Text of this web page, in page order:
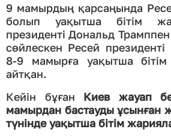
9 мамырдың қарсаңында
болып уақытша бітім
президенті Дональд
сөйлескен Ресей
8-9 мамырға уақытша
айтқан.
Кейін бұған Киев жауап
мамырдан бастауды ұсынған
түнінде уақытша бітім